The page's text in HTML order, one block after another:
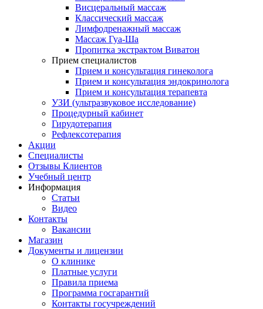
Висцеральный массаж
Классический массаж
Лимфодренажный массаж
Массаж Гуа-Ша
Пропитка экстрактом Виватон
Прием специалистов
Прием и консультация гинеколога
Прием и консультация эндокринолога
Прием и консультация терапевта
УЗИ (ультразвуковое исследование)
Процедурный кабинет
Гирудотерапия
Рефлексотерапия
Акции
Специалисты
Отзывы Клиентов
Учебный центр
Информация
Статьи
Видео
Контакты
Вакансии
Магазин
Документы и лицензии
О клинике
Платные услуги
Правила приема
Программа госгарантий
Контакты госучреждений